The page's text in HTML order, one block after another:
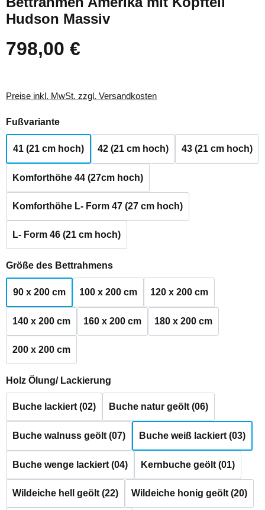
Hudson Massiv
Regulärer Preis:
798,00 €
Preise inkl. MwSt. zzgl. Versandkosten
Fußvarianteauswählen
41 (21 cm hoch) 42 (21 cm hoch) 43 (21 cm hoch)
Komforthöhe 44 (27cm hoch)
Komforthöhe L- Form 47 (27 cm hoch)
L- Form 46 (21 cm hoch)
Größe des Bettrahmensauswählen
90 x 200 cm 100 x 200 cm 120 x 200 cm
140 x 200 cm 160 x 200 cm 180 x 200 cm
200 x 200 cm
Holz Ölung/ Lackierung
Buche lackiert (02) Buche natur geölt (06)
Buche walnuss geölt (07) Buche weiß lackiert (03)
Buche wenge lackiert (04) Kernbuche geölt (01)
Wildeiche hell geölt (22) Wildeiche honig geölt (20)